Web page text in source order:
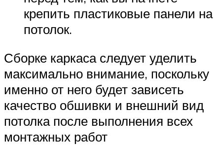
крепить пластиковые панели на
потолок.
Сборке каркаса следует уделить
максимально внимание, поскольку
именно от него будет зависеть
качество обшивки и внешний вид
потолка после выполнения всех
монтажных работ